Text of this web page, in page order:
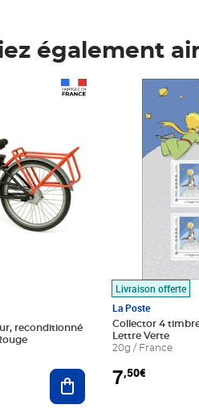
également
reconditionné
Ajouter au panier
Livraison offerte
La Poste
Collector 4
Lettre Verte
20g / France
7,50€
Prix 7,50€